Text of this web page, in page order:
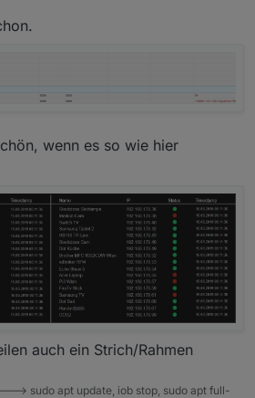
wenn es so wie hier
auch ein Strich/Rahmen
> sudo apt update, iob stop, sudo apt full-